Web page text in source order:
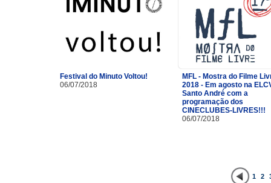
Festival do Minuto Voltou!
06/07/2018
MFL - Mostra do Filme
2018 - Em agosto na
Santo André com a
programação dos
CINECLUBES-LIVRES!!!
06/07/2018
1 2